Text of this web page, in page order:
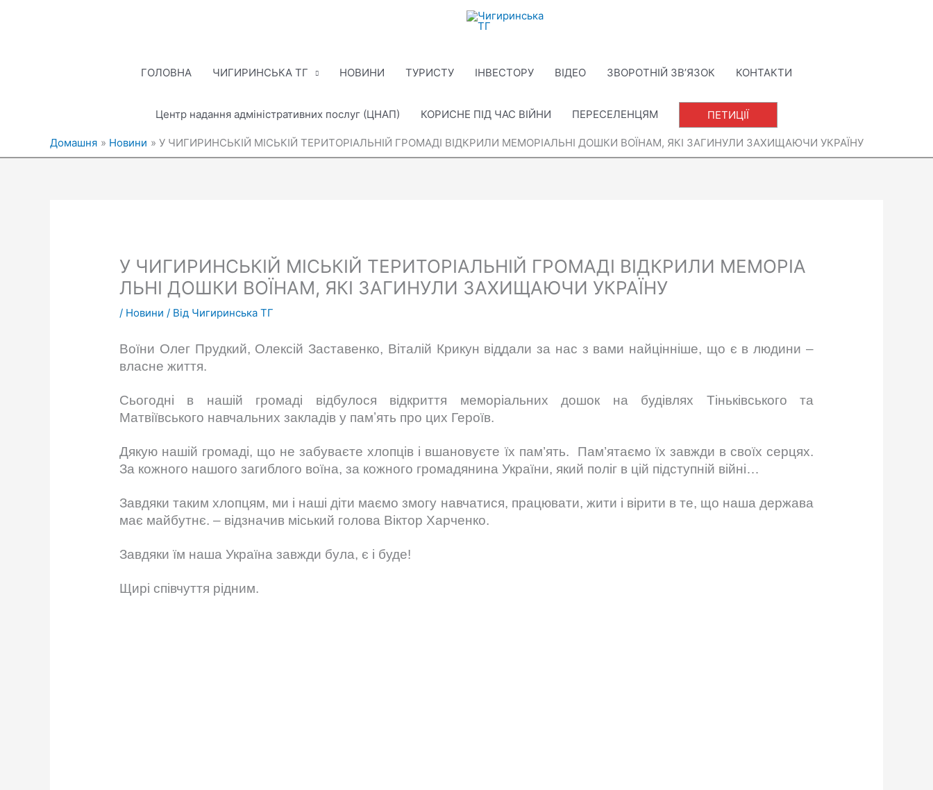
ГОЛОВНА ЧИГИРИНСЬКА ТГ НОВИНИ ТУРИСТУ ІНВЕСТОРУ ВІДЕО ЗВОРОТНІЙ ЗВ’ЯЗОК КОНТАКТИ
Центр надання адміністративних послуг (ЦНАП) КОРИСНЕ ПІД ЧАС ВІЙНИ ПЕРЕСЕЛЕНЦЯМ ПЕТИЦІЇ
Домашня Новини У ЧИГИРИНСЬКІЙ МІСЬКІЙ ТЕРИТОРІАЛЬНІЙ ГРОМАДІ ВІДКРИЛИ МЕМОРІАЛЬНІ ДОШКИ ВОЇНАМ, ЯКІ ЗАГИНУЛИ ЗАХИЩАЮЧИ УКРАЇНУ
У ЧИГИРИНСЬКІЙ МІСЬКІЙ ТЕРИТОРІАЛЬНІЙ ГРОМАДІ ВІДКРИЛИ МЕМОРІА
ЛЬНІ ДОШКИ ВОЇНАМ, ЯКІ ЗАГИНУЛИ ЗАХИЩАЮЧИ УКРАЇНУ
/ Новини / Від Чигиринська ТГ
Воїни Олег Прудкий, Олексій Заставенко, Віталій Крикун віддали за нас з вами найцінніше, що є в людини –
власне життя.
Сьогодні в нашій громаді відбулося відкриття меморіальних дошок на будівлях Тіньківського та
Матвіївського навчальних закладів у памʼять про цих Героїв.
Дякую нашій громаді, що не забуваєте хлопців і вшановуєте їх пам’ять. Пам’ятаємо їх завжди в своїх серцях.
За кожного нашого загиблого воїна, за кожного громадянина України, який поліг в цій підступній війні…
Завдяки таким хлопцям, ми і наші діти маємо змогу навчатися, працювати, жити і вірити в те, що наша держава
має майбутнє. – відзначив міський голова Віктор Харченко.
Завдяки їм наша Україна завжди була, є і буде!
Щирі співчуття рідним.